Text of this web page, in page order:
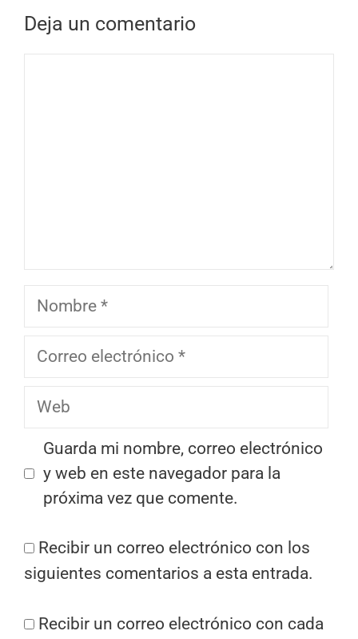
Deja un comentario
Nombre
Correo
Web
Guarda mi nombre, correo electrónico
y web en este navegador para la
próxima vez que comente.
Recibir un correo electrónico con los
siguientes comentarios a esta entrada.
Recibir un correo electrónico con cada